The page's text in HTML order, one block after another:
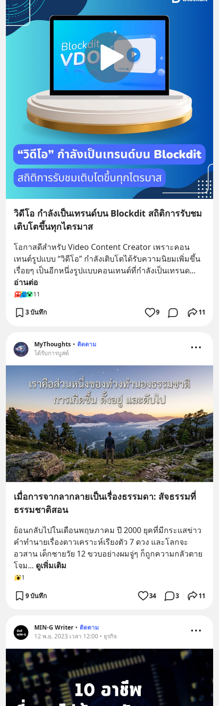
วิดีโอ กำลังเป็นเทรนด์บน Blockdit สถิติการรับชม
เติบโตขึ้นทุกไตรมาส
โอกาสดีสำหรับ Video Content Creator เพราะคอน
เทนต์รูปแบบ “วิดีโอ” กำลังเติบโตได้รับความนิยมเพิ่มขึ้น
เรื่อยๆ เป็นอีกหนึ่งรูปแบบคอนเทนต์ที่กำลังเป็นเทรนด
อ่านต่อ
11
3 บันทึก 9 11
MyThoughts • ติดตาม
ได้รับการบูสต์
เมื่อการจากลากลายเป็นเรื่องธรรมดา: สัจธรรมที่
ธรรมชาติสอน
ย้อนกลับไปในเดือนพฤษภาคม ปี 2000 ยุคที่มีกระแสข่าว
คำทำนายเรื่องดาวเคราะห์เรียงตัว 7 ดวง และโลกจะ
อวสาน เด็กชายวัย 12 ขวบอย่างผมจู่ๆ ก็ถูกความกลัวตาย
โจม... ดูเพิ่มเติม
1
9 บันทึก 34 3 11
MIN-G Writer • ติดตาม
12 พ.ย. 2023 เวลา 12:00 • ธุรกิจ